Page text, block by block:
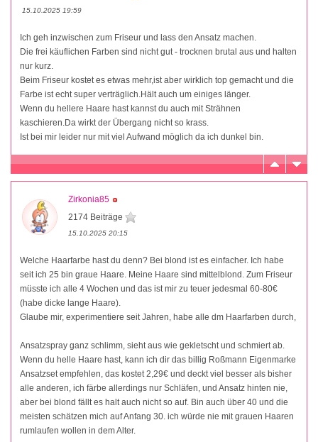
15.10.2025 19:59
Ich geh inzwischen zum Friseur und lass den Ansatz machen.
Die frei käuflichen Farben sind nicht gut - trocknen brutal aus und halten
nur kurz.
Beim Friseur kostet es etwas mehr,ist aber wirklich top gemacht und die
Farbe ist echt super verträglich.Hält auch um einiges länger.
Wenn du hellere Haare hast kannst du auch mit Strähnen
kaschieren.Da wirkt der Übergang nicht so krass.
Ist bei mir leider nur mit viel Aufwand möglich da ich dunkel bin.
Zirkonia85
2174 Beiträge
15.10.2025 20:15
Welche Haarfarbe hast du denn? Bei blond ist es einfacher. Ich habe
seit ich 25 bin graue Haare. Meine Haare sind mittelblond. Zum Friseur
müsste ich alle 4 Wochen und das ist mir zu teuer jedesmal 60-80€
(habe dicke lange Haare).
Glaube mir, experimentiere seit Jahren, habe alle dm Haarfarben durch,
Ansatzspray ganz schlimm, sieht aus wie gekletscht und schmiert ab.
Wenn du helle Haare hast, kann ich dir das billig Roßmann Eigenmarke
Ansatzset empfehlen, das kostet 2,29€ und deckt viel besser als bisher
alle anderen, ich färbe allerdings nur Schläfen, und Ansatz hinten nie,
aber bei blond fällt es halt auch nicht so auf. Bin auch über 40 und die
meisten schätzen mich auf Anfang 30. ich würde nie mit grauen Haaren
rumlaufen wollen in dem Alter.